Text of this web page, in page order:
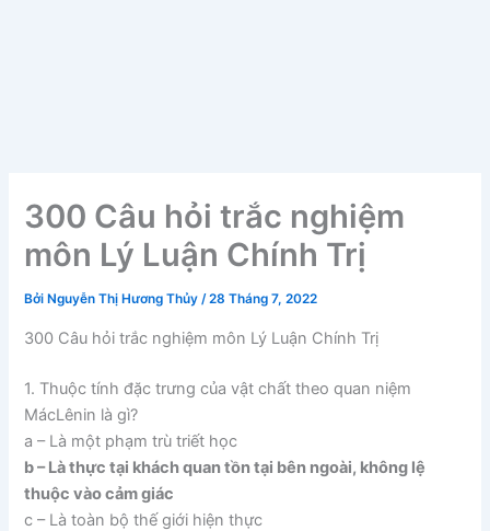
300 Câu hỏi trắc nghiệm
môn Lý Luận Chính Trị
Bởi Nguyễn Thị Hương Thủy/28 Tháng 7, 2022
300 Câu hỏi trắc nghiệm môn Lý Luận Chính Trị
1. Thuộc tính đặc trưng của vật chất theo quan niệm
MácLênin là gì?
a – Là một phạm trù triết học
b – Là thực tại khách quan tồn tại bên ngoài, không lệ
thuộc vào cảm giác
c – Là toàn bộ thế giới hiện thực